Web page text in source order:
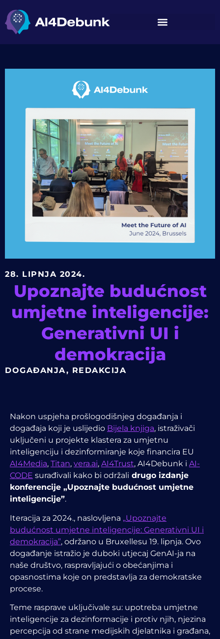
28. LIPNJA 2024.
Upoznajte budućnost
umjetne inteligencije:
Generativni UI i
demokracija
DOGAĐANJA, REDAKCIJA
Nakon uspjeha prošlogodišnjeg događanja i
događaja koji je uslijedio Bijela knjiga, istraživači
uključeni u projekte klastera za umjetnu
inteligenciju i dezinformiranje koje financira EU
AI4Media, Titan, vera.ai, AI4Trust, AI4Debunk i AI-
CODE surađivali kako bi održali drugo izdanje
konferencije „Upoznajte budućnost umjetne
inteligencije”.
Iteracija za 2024., naslovljena „Upoznajte
budućnost umjetne inteligencije: Generativni UI i
demokracija”, održano u Bruxellesu 19. lipnja. Ovo
događanje istražio je duboki utjecaj GenAI-ja na
naše društvo, raspravljajući o obećanjima i
opasnostima koje on predstavlja za demokratske
procese.
Teme rasprave uključivale su: upotreba umjetne
inteligencije za dezinformacije i protiv njih, njezina
percepcija od strane medijskih djelatnika i građana,